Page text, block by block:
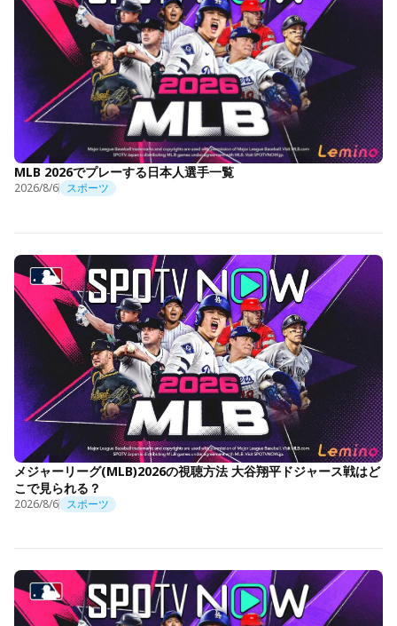
MLB 2026でプレーする日本人選手一覧
2026/8/6 スポーツ
メジャーリーグ(MLB)2026の視聴方法 大谷翔平ドジャース戦はど
こで見られる？
2026/8/6 スポーツ